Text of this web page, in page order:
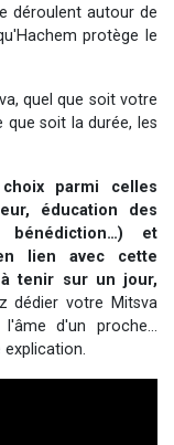
Nouvelle émission radio : Visions de grandeur n°104 : Le Chabbath et le Birkat Hamazone à travers le temps
en groupe sur Zoom
déroulent autour de
protège le
quel que soit votre
soit la durée, les
parmi celles
éducation des
bénédiction…) et
lien avec cette
tenir sur un jour,
dédier votre Mitsva
d'un proche...